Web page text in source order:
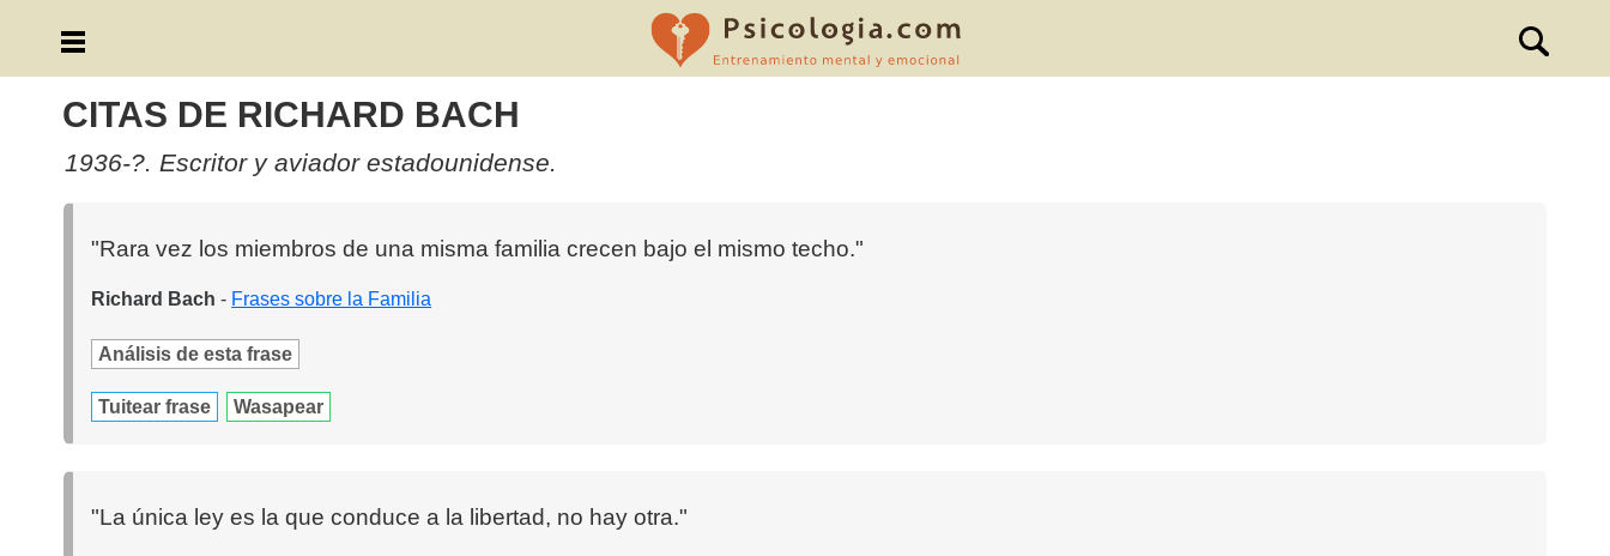
CITAS DE RICHARD BACH
1936-?. Escritor y aviador estadounidense.
"Rara vez los miembros de una misma familia crecen bajo el mismo techo."
Richard Bach - Frases sobre la Familia
Análisis de esta frase
Tuitear frase Wasapear
"La única ley es la que conduce a la libertad, no hay otra."